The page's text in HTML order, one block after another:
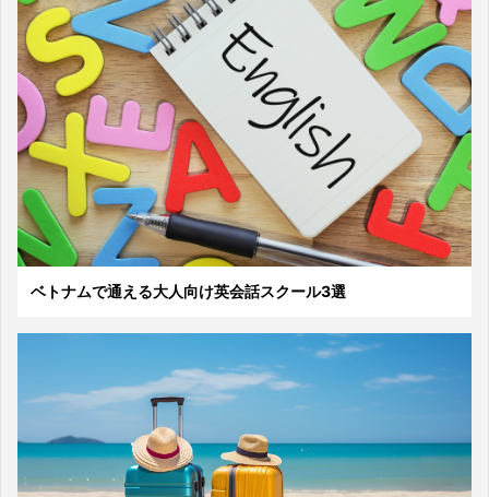
ベトナムで通える大人向け英会話スクール3選